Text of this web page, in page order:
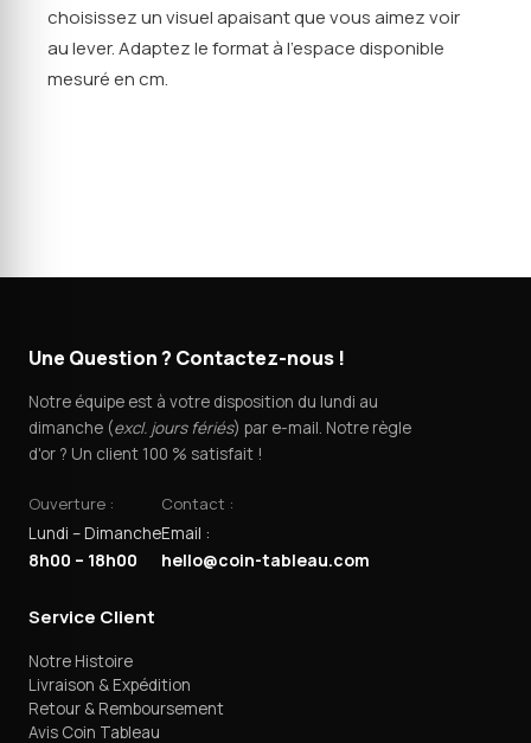
choisissez un visuel apaisant que vous aimez voir
au lever. Adaptez le format à l'espace disponible
mesuré en cm.
Une Question ? Contactez-nous !
Notre équipe est à votre disposition du lundi au
dimanche (excl. jours fériés) par e-mail. Notre règle
d'or ? Un client 100 % satisfait !
Ouverture :
Lundi – Dimanche
8h00 – 18h00
Contact :
Email :
hello@coin-tableau.com
Service Client
Notre Histoire
Livraison & Expédition
Retour & Remboursement
Avis Coin Tableau